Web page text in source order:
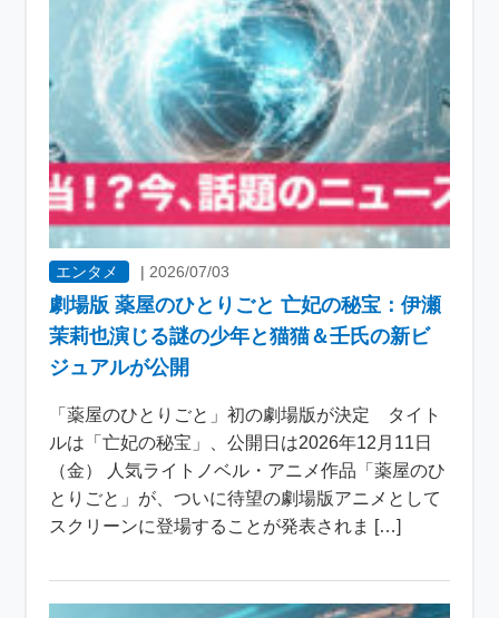
エンタメ | 2026/07/03
劇場版 薬屋のひとりごと 亡妃の秘宝：伊瀬
茉莉也演じる謎の少年と猫猫＆壬氏の新ビ
ジュアルが公開
「薬屋のひとりごと」初の劇場版が決定 タイト
ルは「亡妃の秘宝」、公開日は2026年12月11日
（金） 人気ライトノベル・アニメ作品「薬屋のひ
とりごと」が、ついに待望の劇場版アニメとして
スクリーンに登場することが発表されま […]